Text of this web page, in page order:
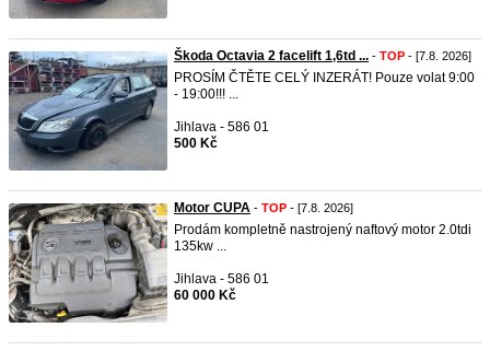
Škoda Octavia 2 facelift 1,6td ... - TOP - [7.8. 2026]
PROSÍM ČTĚTE CELÝ INZERÁT! Pouze volat 9:00
- 19:00!!! ...
Jihlava - 586 01
500 Kč
Motor CUPA - TOP - [7.8. 2026]
Prodám kompletně nastrojený naftový motor 2.0tdi
135kw ...
Jihlava - 586 01
60 000 Kč